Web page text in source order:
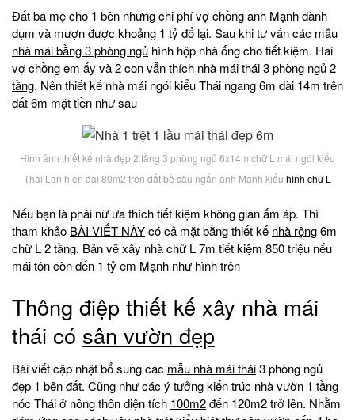
Đất ba mẹ cho 1 bên nhưng chi phí vợ chồng anh Mạnh dành
dụm và mượn được khoảng 1 tỷ đổ lại. Sau khi tư vấn các mẫu
nhà mái bằng 3 phòng ngủ hình hộp nhà ống cho tiết kiệm. Hai
vợ chồng em ấy và 2 con vẫn thích nhà mái thái 3phòng ngủ 2
tầng. Nên thiết kế nhà mái ngói kiểu Thái ngang 6m dài 14m trên
đất 6m mặt tiền như sau
Hình ảnh thiết kế nhà đẹp 2 tầng 3 phòng ngủ 6x14m chữ L mái ngói kiểu
Thái Lan hiện đại 80m2 trên dắt bề sâu ngắn anh Mạnh kiểu hình chữ L
Nếu bạn là phái nữ ưa thích tiết kiệm không gian ấm áp. Thì
tham khảo BÀI VIẾT NÀYcó cả mặt bằng thiết kế nhà rộng6m
chữ L 2 tầng. Bản vẽ xây nhà chữ L 7m tiết kiệm 850 triệu nếu
mái tôn còn đến 1 tỷ em Mạnh như hình trên
Thông điệp thiết kế xây nhà mái
thái có sân vườn đẹp
Bài viết cập nhật bổ sung các mẫu nhà mái thái3 phòng ngủ
đẹp 1 bên đất. Cũng như các ý tưởng kiến trúc nhà vườn 1 tầng
nóc Thái ở nông thôn diện tích 100m2đến 120m2 trở lên. Nhằm